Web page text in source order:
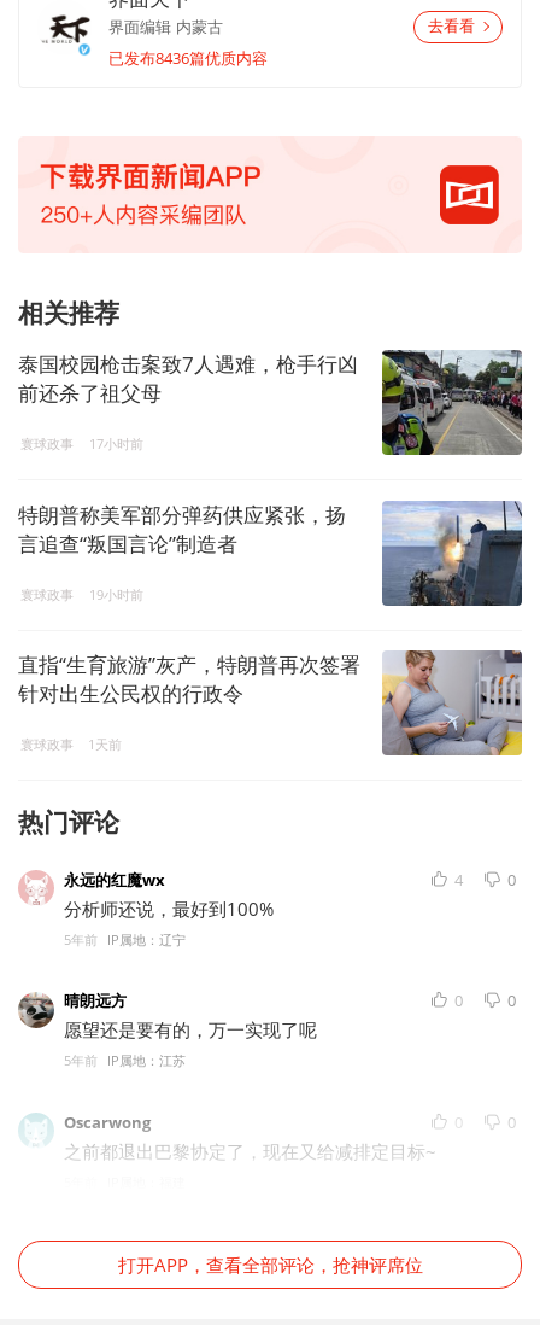
界面编辑 内蒙古
已发布8436篇优质内容
去看看
相关推荐
泰国校园枪击案致7人遇难，枪手行凶
前还杀了祖父母
寰球政事 17小时前
特朗普称美军部分弹药供应紧张，扬
言追查“叛国言论”制造者
寰球政事 19小时前
直指“生育旅游”灰产，特朗普再次签署
针对出生公民权的行政令
寰球政事 1天前
热门评论
永远的红魔wx 4 0
分析师还说，最好到100%
5年前 IP属地：辽宁
晴朗远方 0 0
愿望还是要有的，万一实现了呢
5年前 IP属地：江苏
Oscarwong 0 0
之前都退出巴黎协定了，现在又给减排定目标~
打开APP，查看全部评论，抢神评席位